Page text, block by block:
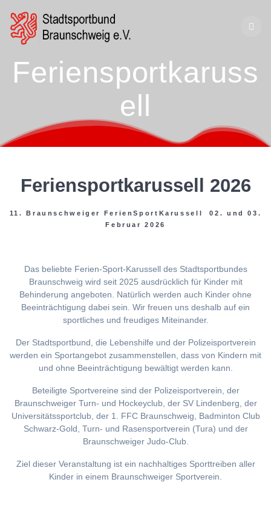
Feriensportkaruss
ell
Feriensportkarussell 2026
11. Braunschweiger FerienSportKarussell 02. und 03.
Februar 2026
Das beliebte Ferien-Sport-Karussell des Stadtsportbundes
Braunschweig wird seit 2025 ausdrücklich für Kinder mit
Behinderung angeboten. Natürlich werden auch Kinder ohne
Beeinträchtigung dabei sein. Wir freuen uns deshalb auf ein
sportliches und freudiges Miteinander.
Der Stadtsportbund, die Lebenshilfe und der Polizeisportverein
werden ein Sportangebot zusammenstellen, dass von Kindern mit
und ohne Beeinträchtigung bewältigt werden kann.
Beteiligte Sportvereine sind der Polizeisportverein, der
Braunschweiger Turn- und Hockeyclub, der SV Lindenberg, der
Universitätssportclub, der 1. FFC Braunschweig, Badminton Club
Schwarz-Gold, Turn- und Rasensportverein (Tura) und der
Braunschweiger Judo-Club.
Ziel dieser Veranstaltung ist ein nachhaltiges Sporttreiben aller
Kinder in einem Braunschweiger Sportverein.